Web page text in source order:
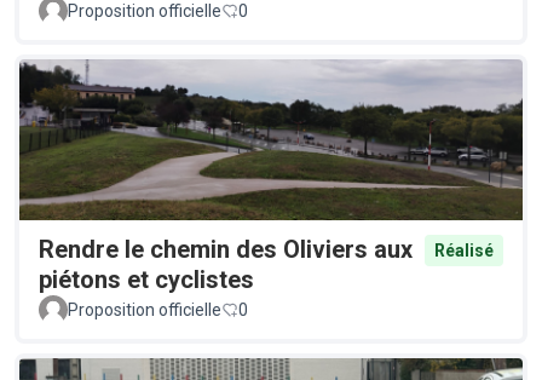
Proposition officielle
0
Rendre le chemin des Oliviers aux
piétons et cyclistes
Réalisé
Proposition officielle 0